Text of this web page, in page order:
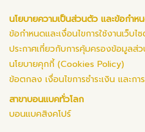
นโยบายความเป็นส่วนตัว และข้อกำห
ข้อกำหนดและเงื่อนไขการใช้งานเว็บไ
ประกาศเกี่ยวกับการคุ้มครองข้อมูลส่
นโยบายคุกกี้ (Cookies Policy)
ข้อตกลง เงื่อนไขการชำระเงิน และก
สาขาบอนแบคทั่วโลก
บอนแบคสิงคโปร์